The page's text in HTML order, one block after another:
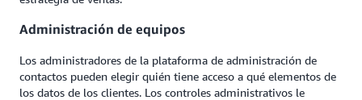
Administración de equipos
Los administradores de la plataforma de administración de
contactos pueden elegir quién tiene acceso a qué elementos de
los datos de los clientes. Los controles administrativos le